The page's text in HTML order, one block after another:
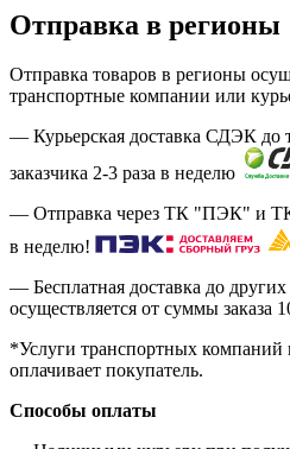
Отправка в регионы
Отправка товаров в регионы
транспортные компании или
— Курьерская доставка СДЭК до
заказчика 2-3 раза в неделю
— Отправка через ТК "ПЭК" и
в неделю!
— Бесплатная доставка до
осуществляется от суммы заказа
*Услуги транспортных компаний
оплачивает покупатель.
Способы оплаты